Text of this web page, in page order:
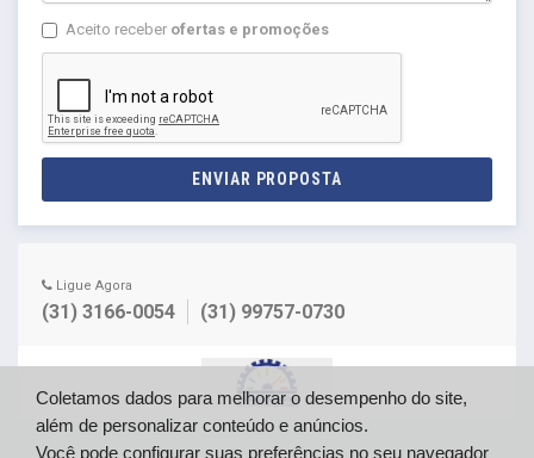
Aceito receber ofertas e promoções
ENVIAR PROPOSTA
Ligue Agora
(31) 3166-0054 (31) 99757-0730
Coletamos dados para melhorar o desempenho do site,
além de personalizar conteúdo e anúncios.
Você pode configurar suas preferências no seu navegador